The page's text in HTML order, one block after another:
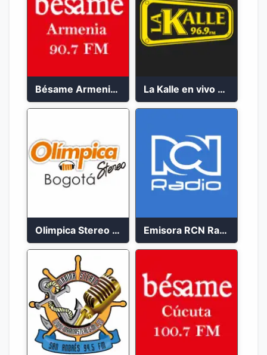
Bésame Armenia en vivo 2023 La Kalle en vivo 2023
Olimpica Stereo Bogotá 105.9 FM Vibrante Emisora RCN Radio 93.9 FM Bogotá